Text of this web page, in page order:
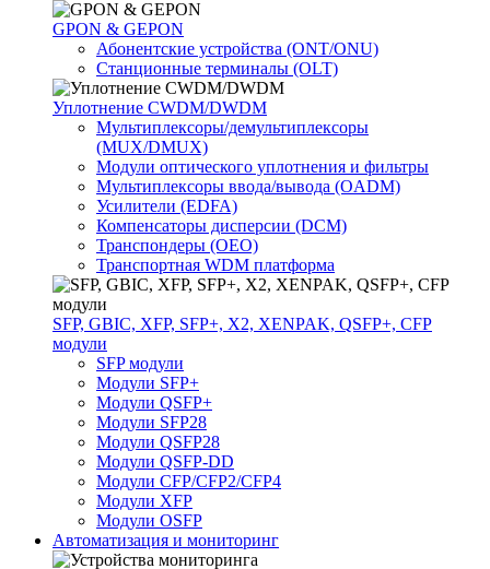
GPON & GEPON
Абонентские устройства (ONT/ONU)
Станционные терминалы (OLT)
Уплотнение CWDM/DWDM
Мультиплексоры/демультиплексоры
(MUX/DMUX)
Модули оптического уплотнения и фильтры
Мультиплексоры ввода/вывода (OADM)
Усилители (EDFA)
Компенсаторы дисперсии (DCM)
Транспондеры (OEO)
Транспортная WDM платформа
SFP, GBIC, XFP, SFP+, X2, XENPAK, QSFP+, CFP
модули
SFP модули
Модули SFP+
Модули QSFP+
Модули SFP28
Модули QSFP28
Модули QSFP-DD
Модули CFP/CFP2/CFP4
Модули XFP
Модули OSFP
Автоматизация и мониторинг